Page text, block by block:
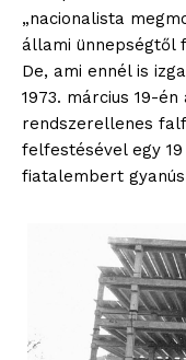
Adatkezelési
Hirdetés
„nacionalista
állami ünnepségtől
De, ami ennél is
1973. március 19-
rendszerellenes
felfestésével egy
fiatalembert